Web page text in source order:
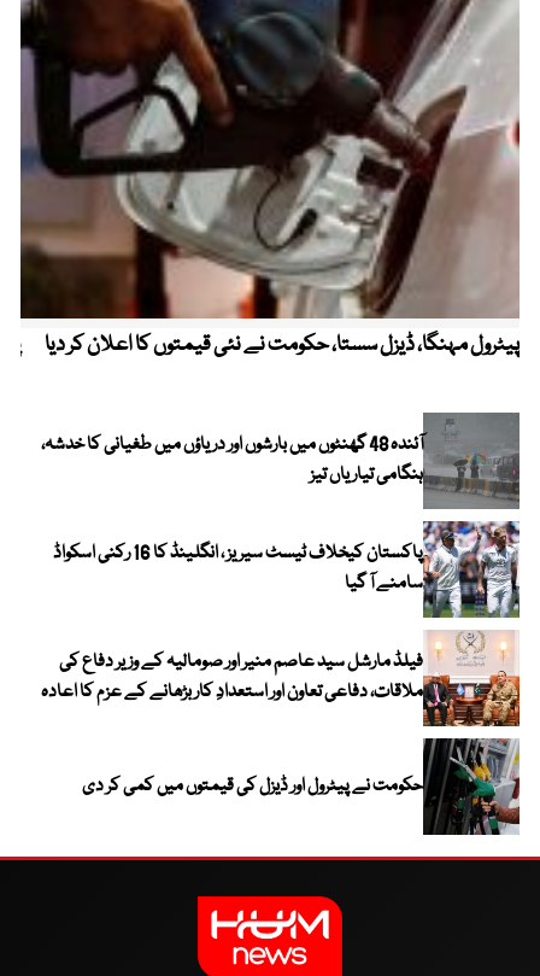
پیٹرول مہنگا، ڈیزل سستا، حکومت نے نئی قیمتوں کا اعلان کر دیا
آئندہ 48 گھنٹوں میں بارشوں اور دریاؤں میں طغیانی کا خدشہ،
ہنگامی تیاریاں تیز
پاکستان کیخلاف ٹیسٹ سیریز ، انگلینڈ کا 16 رکنی اسکواڈ
سامنے آ گیا
فیلڈ مارشل سید عاصم منیر اور صومالیہ کے وزیر دفاع کی
ملاقات، دفاعی تعاون اور استعدادِ کار بڑھانے کے عزم کا اعادہ
حکومت نے پیٹرول اور ڈیزل کی قیمتوں میں کمی کر دی